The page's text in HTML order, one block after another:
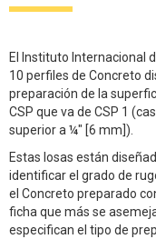
El Instituto Internacional
10 perfiles de Concreto
preparación de la
CSP que va de CSP 1
superior a ¼" [6 mm]).
Estas losas están
identificar el grado de
el Concreto preparado
ficha que más se
especifican el tipo de